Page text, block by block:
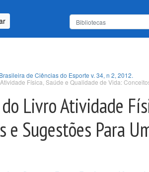
de Ciências do Esporte v. 34, n 2, 2012.
Física, Saúde e Qualidade de Vida:
do Livro Atividade
e Sugestões Para